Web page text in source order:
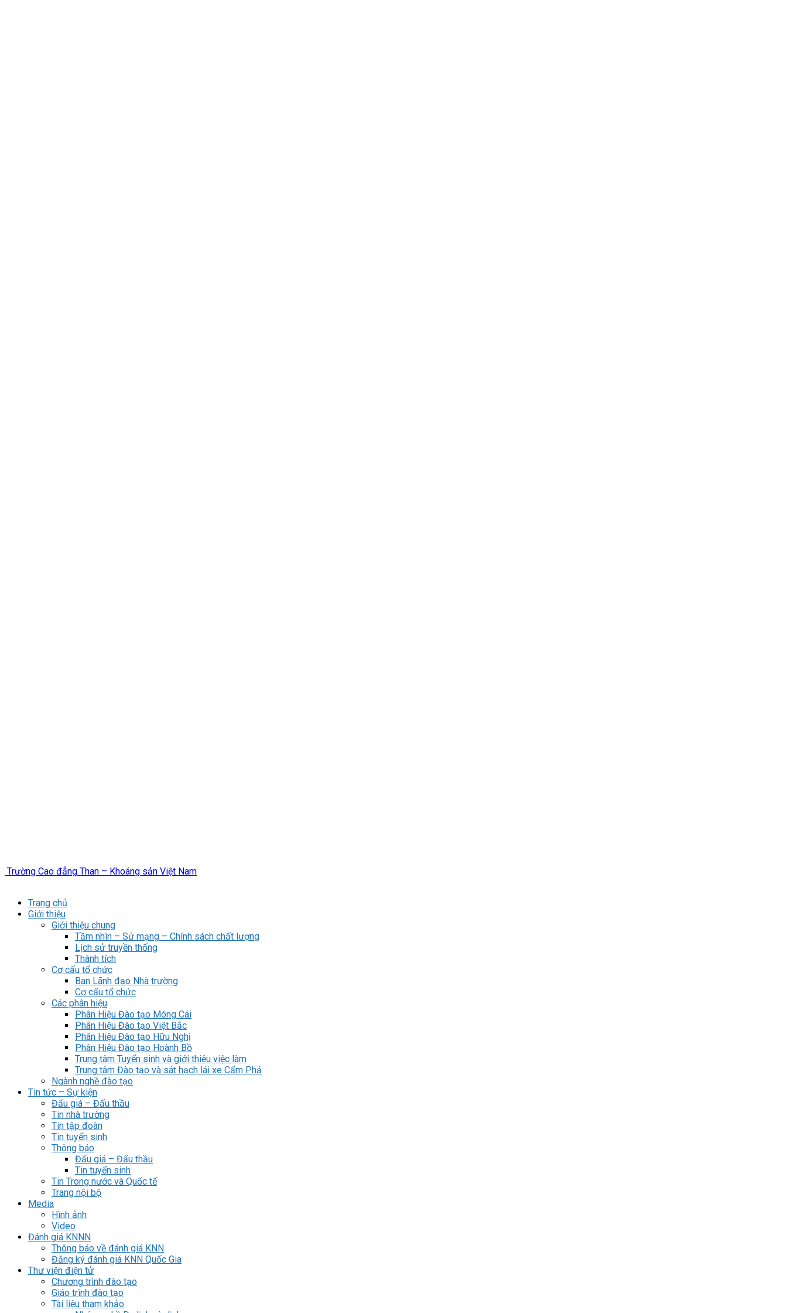
Trường Cao đẳng Than – Khoáng sản Việt Nam
Trang chủ
Giới thiệu
Giới thiệu chung
Tầm nhìn – Sứ mạng – Chính sách chất lượng
Lịch sử truyền thống
Thành tích
Cơ cấu tổ chức
Ban Lãnh đạo Nhà trường
Cơ cấu tổ chức
Các phân hiệu
Phân Hiệu Đào tạo Móng Cái
Phân Hiệu Đào tạo Việt Bắc
Phân Hiệu Đào tạo Hữu Nghị
Phân Hiệu Đào tạo Hoành Bồ
Trung tâm Tuyển sinh và giới thiệu việc làm
Trung tâm Đào tạo và sát hạch lái xe Cẩm Phả
Ngành nghề đào tạo
Tin tức – Sự kiện
Đấu giá – Đấu thầu
Tin nhà trường
Tin tập đoàn
Tin tuyển sinh
Thông báo
Đấu giá – Đấu thầu
Tin tuyển sinh
Tin Trong nước và Quốc tế
Trang nội bộ
Media
Hình ảnh
Video
Đánh giá KNNN
Thông báo về đánh giá KNN
Đăng ký đánh giá KNN Quốc Gia
Thư viện điện tử
Chương trình đào tạo
Giáo trình đào tạo
Tài liệu tham khảo